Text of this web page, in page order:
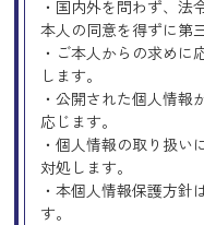
・国内外を問わず、
本人の同意を得ずに第
・ご本人からの求めに
します。
・公開された個人情報
応じます。
・個人情報の取り扱い
対処します。
・本個人情報保護方
す。